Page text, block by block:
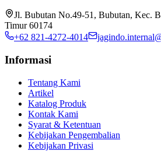
Jl. Bubutan No.49-51, Bubutan, Kec.
Timur 60174
+62 821-4272-4014
Informasi
Tentang Kami
Artikel
Katalog Produk
Kontak Kami
Syarat & Ketentuan
Kebijakan Pengembalian
Kebijakan Privasi